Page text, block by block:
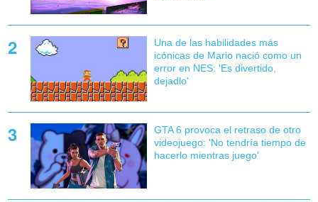
Una de las habilidades más
icónicas de Mario nació como un
error en NES: 'Es divertido,
dejadlo'
GTA 6 provoca el retraso de otro
videojuego: 'No tendría tiempo de
hacerlo mientras juego'